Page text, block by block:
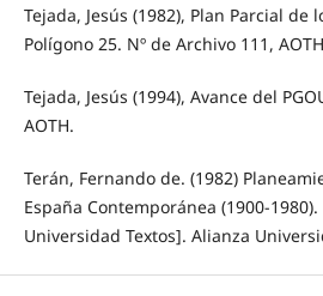
Tejada, Jesús (1982), Plan Parcial de
Polígono 25. Nº de Archivo 111,
Tejada, Jesús (1994), Avance del
AOTH.
Terán, Fernando de. (1982)
España Contemporánea (1900-
Universidad Textos]. Alianza